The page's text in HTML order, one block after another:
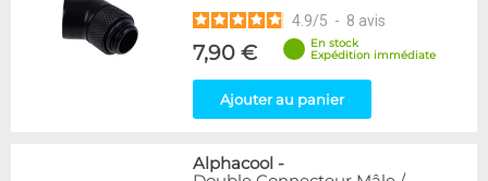
4.9/5 - 8 avis
7,90 €
En stock
Expédition immédiate
Ajouter au panier
Alphacool -